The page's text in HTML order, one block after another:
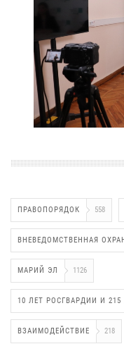
ПРАВОПОРЯДОК 558
ВНЕВЕДОМСТВЕННАЯ
МАРИЙ ЭЛ 1126
10 ЛЕТ РОСГВАРДИИ И
ВЗАИМОДЕЙСТВИЕ 218